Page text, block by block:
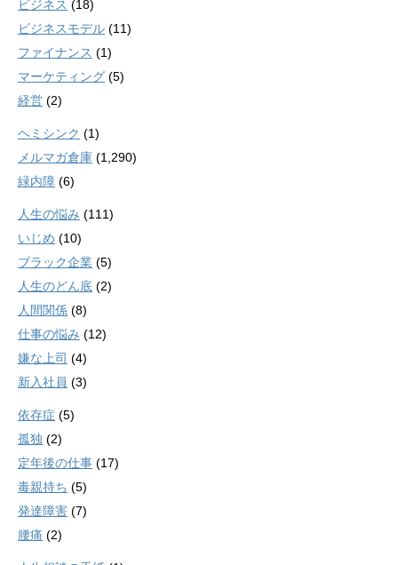
ビジネス (18)
ビジネスモデル (11)
ファイナンス (1)
マーケティング (5)
経営 (2)
ヘミシンク (1)
メルマガ倉庫 (1,290)
緑内障 (6)
人生の悩み (111)
いじめ (10)
ブラック企業 (5)
人生のどん底 (2)
人間関係 (8)
仕事の悩み (12)
嫌な上司 (4)
新入社員 (3)
依存症 (5)
孤独 (2)
定年後の仕事 (17)
毒親持ち (5)
発達障害 (7)
腰痛 (2)